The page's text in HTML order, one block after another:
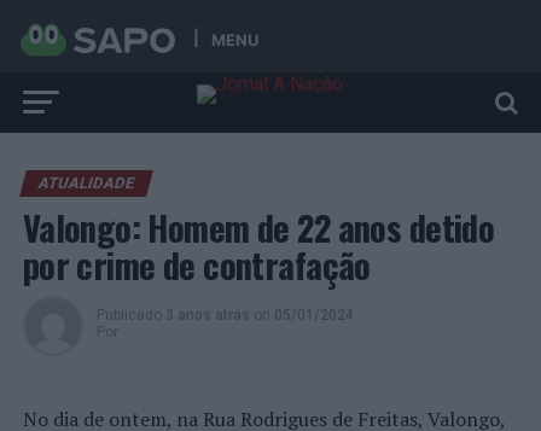
MENU
ATUALIDADE
Valongo: Homem de 22 anos detido
por crime de contrafação
Publicado 3 anos atrás on 05/01/2024
Por
No dia de ontem, na Rua Rodrigues de Freitas, Valongo,